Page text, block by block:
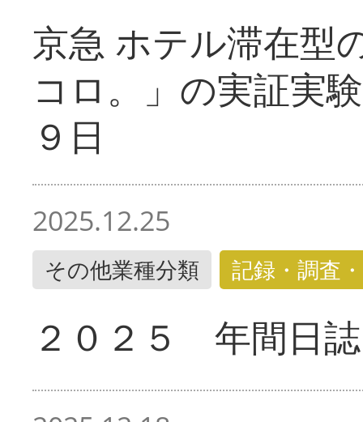
京急 ホテル滞在型
コロ。」の実証実
９日
2025.12.25
その他業種分類 記録・調査
２０２５ 年間日誌